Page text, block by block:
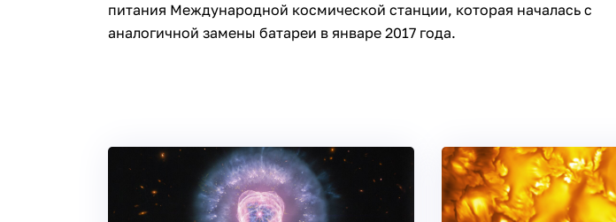
питания Международной космической станции, которая началась с
аналогичной замены батареи в январе 2017 года.